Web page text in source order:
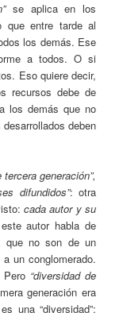
se aplica en los
que entre tarde al
los demás. Ese
a todos. O si
Eso quiere decir,
recursos debe de
los demás que no
deben
tercera generación”,
difundidos”: otra
cada autor y su
autor habla de
que no son de un
un conglomerado.
“diversidad de
generación era
una “diversidad”;